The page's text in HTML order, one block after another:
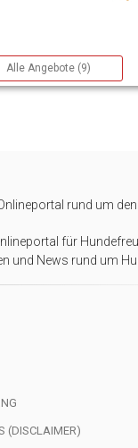
Alle Angebote (9)
für
und News rund um
(DISCLAIMER)